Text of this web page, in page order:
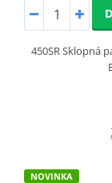
450SR Sklopná
NOVINKA